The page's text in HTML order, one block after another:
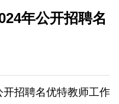
年公开招聘名
招聘名优特教师工作